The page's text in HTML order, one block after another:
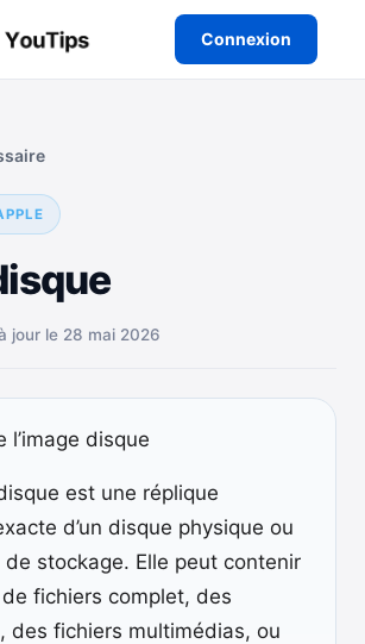
Connexion
jour le 28 mai 2026
l’image disque
est une réplique
d’un disque physique ou
de stockage. Elle peut contenir
fichiers complet, des
des fichiers multimédias, ou